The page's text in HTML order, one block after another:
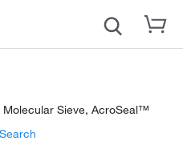
Sieve, AcroSeal™